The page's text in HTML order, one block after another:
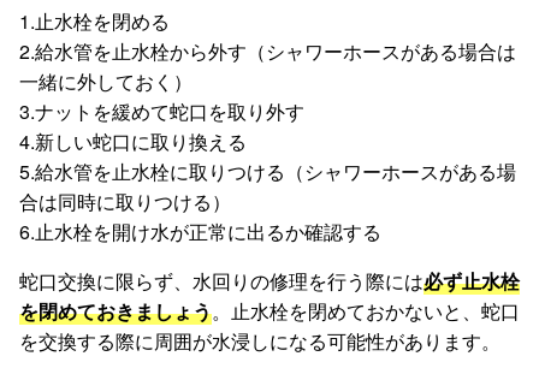
1.止水栓を閉める
2.給水管を止水栓から外す（シャワーホースがある場合は
一緒に外しておく）
3.ナットを緩めて蛇口を取り外す
4.新しい蛇口に取り換える
5.給水管を止水栓に取りつける（シャワーホースがある場
合は同時に取りつける）
6.止水栓を開け水が正常に出るか確認する
蛇口交換に限らず、水回りの修理を行う際には必ず止水栓
を閉めておきましょう。止水栓を閉めておかないと、蛇口
を交換する際に周囲が水浸しになる可能性があります。